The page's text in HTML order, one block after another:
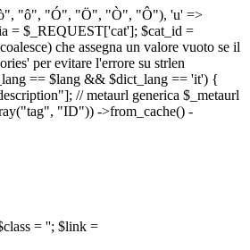
"ô", "Ó", "Ö", "Ò", "Ô"), 'u' =>
= $_REQUEST['cat']; $cat_id =
che assegna un valore vuoto se il
per evitare l'errore su strlen
== $lang && $dict_lang == 'it') {
// metaurl generica $_metaurl
"ID")) ->from_cache() -
= ''; $link =